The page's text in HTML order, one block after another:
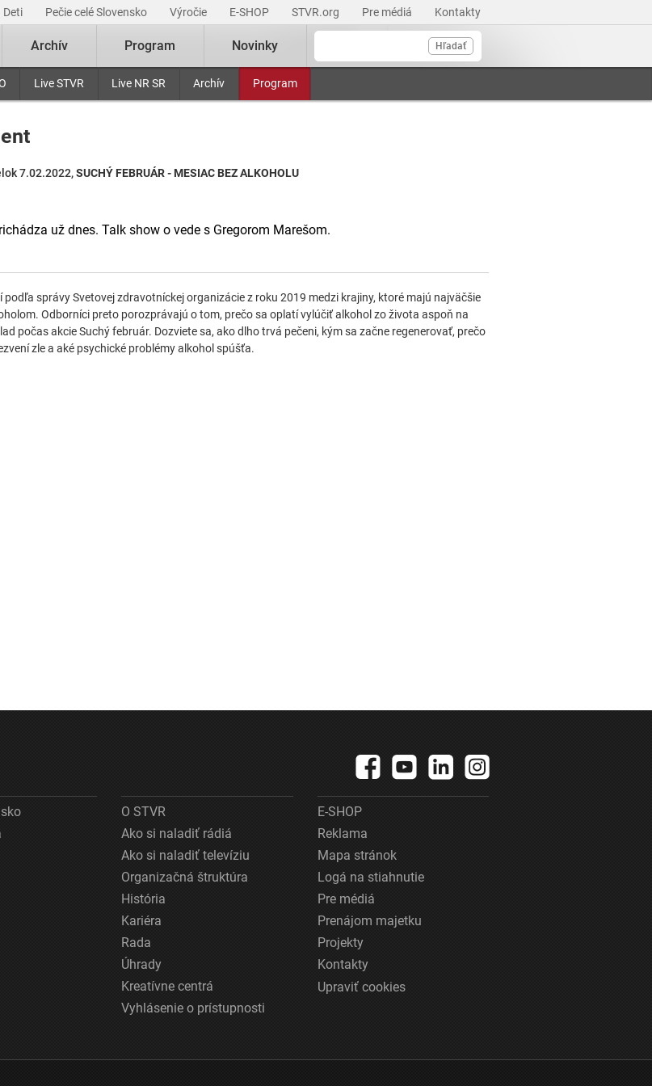
Deti Pečie celé Slovensko Výročie E-SHOP STVR.org Pre médiá Kontakty
Hľadať
Live STVR Live NR SR Archív Program
Archív Program Novinky
7.02.2022,SUCHÝ FEBRUÁR - MESIAC BEZ ALKOHOLU
už dnes. Talk show o vede s Gregorom Marešom.
podľa správy Svetovej zdravotníckej organizácie z roku 2019 medzi krajiny, ktoré majú najväčšie
Odborníci preto porozprávajú o tom, prečo sa oplatí vylúčiť alkohol zo života aspoň na
počas akcie Suchý február. Dozviete sa, ako dlho trvá pečeni, kým sa začne regenerovať, prečo
zle a aké psychické problémy alkohol spúšťa.
O STVR
Ako si naladiť rádiá
Ako si naladiť televíziu
Organizačná štruktúra
História
Kariéra
Rada
Úhrady
Kreatívne centrá
Vyhlásenie o prístupnosti
E-SHOP
Reklama
Mapa stránok
Logá na stiahnutie
Pre médiá
Prenájom majetku
Projekty
Kontakty
Upraviť cookies